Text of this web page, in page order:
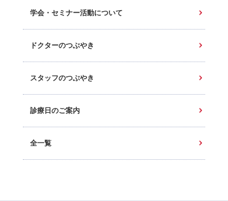
学会・セミナー活動について
ドクターのつぶやき
スタッフのつぶやき
診療日のご案内
全一覧